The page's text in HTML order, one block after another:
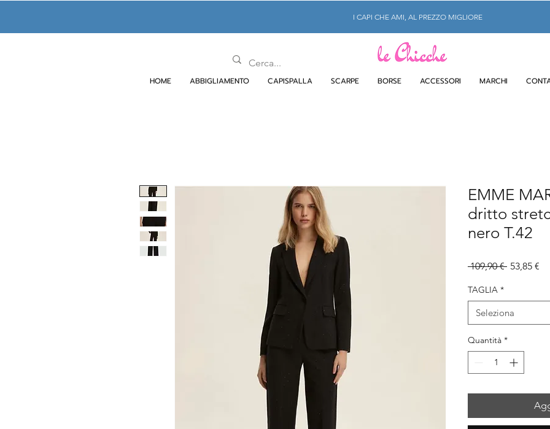
I CAPI CHE AMI, AL PREZZO MIGLIORE
HOME ABBIGLIAMENTO CAPISPALLA SCARPE BORSE ACCESSORI MARCHI
EMME
dritto
nero T.42
109,90 € Prezzo
53,85 €
TAGLIA *
Seleziona
Quantità *